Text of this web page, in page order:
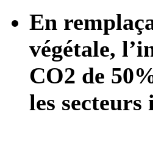
En
végétale,
CO2 de
les